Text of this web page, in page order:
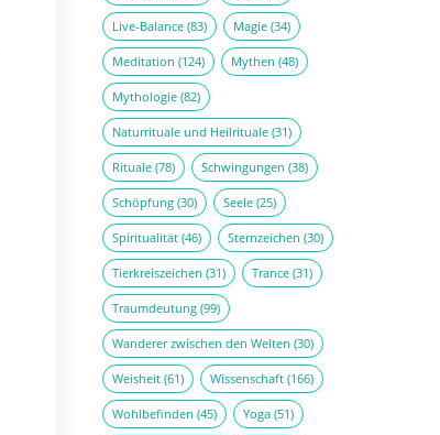
Live-Balance (83) Magie (34)
Meditation (124) Mythen (48)
Mythologie (82)
Naturrituale und Heilrituale (31)
Rituale (78) Schwingungen (38)
Schöpfung (30) Seele (25)
Spiritualität (46) Sternzeichen (30)
Tierkreiszeichen (31) Trance (31)
Traumdeutung (99)
Wanderer zwischen den Welten (30)
Weisheit (61) Wissenschaft (166)
Wohlbefinden (45) Yoga (51)